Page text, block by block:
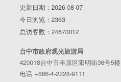
更新日期：2026-08-07
今日浏览：2363
总访客数：24670012
台中市政府观光旅游局
420018台中市丰原区阳明街36号5楼
电话 +886-4-2228-9111